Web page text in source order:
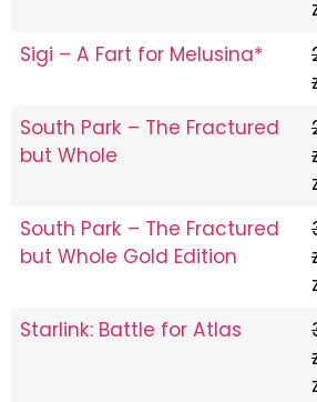
Sigi – A Fart for Melusina*
South Park – The Fractured
but Whole
South Park – The Fractured
but Whole Gold Edition
Starlink: Battle for Atlas